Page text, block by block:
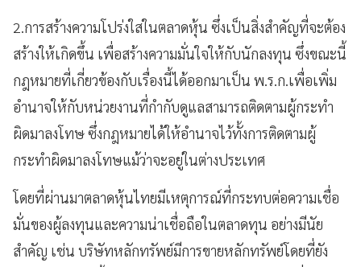
2.การสร้างความโปร่งใสในตลาดหุ้น ซึ่งเป็นสิ่งสำคัญที่จะต้อง
สร้างให้เกิดขึ้น เพื่อสร้างความมั่นใจให้กับนักลงทุน ซึ่งขณะนี้
กฎหมายที่เกี่ยวข้องกับเรื่องนี้ได้ออกมาเป็น พ.ร.ก.เพื่อเพิ่ม
อำนาจให้กับหน่วยงานที่กำกับดูแลสามารถติดตามผู้กระทำ
ผิดมาลงโทษ ซึ่งกฎหมายได้ให้อำนาจไว้ทั้งการติดตามผู้
กระทำผิดมาลงโทษแม้ว่าจะอยู่ในต่างประเทศ
โดยที่ผ่านมาตลาดหุ้นไทยมีเหตุการณ์ที่กระทบต่อความเชื่อ
มั่นของผู้ลงทุนและความน่าเชื่อถือในตลาดทุน อย่างมีนัย
สำคัญ เช่น บริษัทหลักทรัพย์มีการขายหลักทรัพย์โดยที่ยัง